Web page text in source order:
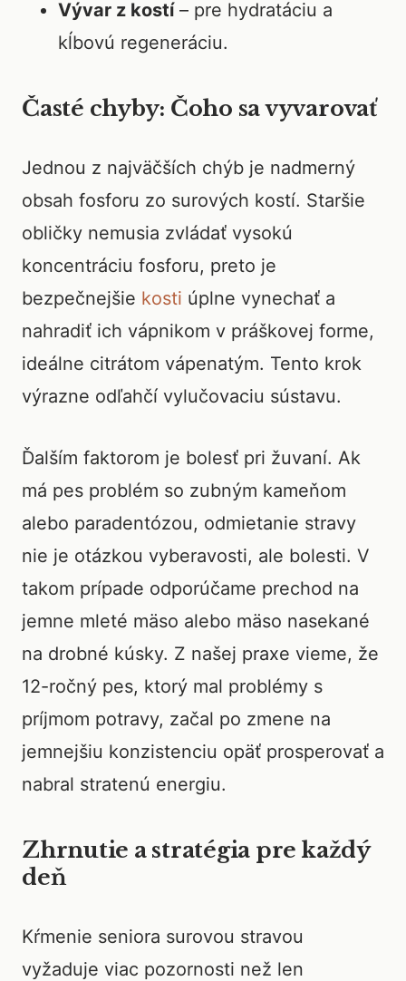
Vývar z kostí– pre hydratáciu a
kĺbovú regeneráciu.
Časté chyby: Čoho sa vyvarovať
Jednou z najväčších chýb je nadmerný
obsah fosforu zo surových kostí. Staršie
obličky nemusia zvládať vysokú
koncentráciu fosforu, preto je
bezpečnejšie kosti úplne vynechať a
nahradiť ich vápnikom v práškovej forme,
ideálne citrátom vápenatým. Tento krok
výrazne odľahčí vylučovaciu sústavu.
Ďalším faktorom je bolesť pri žuvaní. Ak
má pes problém so zubným kameňom
alebo paradentózou, odmietanie stravy
nie je otázkou vyberavosti, ale bolesti. V
takom prípade odporúčame prechod na
jemne mleté mäso alebo mäso nasekané
na drobné kúsky. Z našej praxe vieme, že
12-ročný pes, ktorý mal problémy s
príjmom potravy, začal po zmene na
jemnejšiu konzistenciu opäť prosperovať a
nabral stratenú energiu.
Zhrnutie a stratégia pre každý
deň
Kŕmenie seniora surovou stravou
vyžaduje viac pozornosti než len